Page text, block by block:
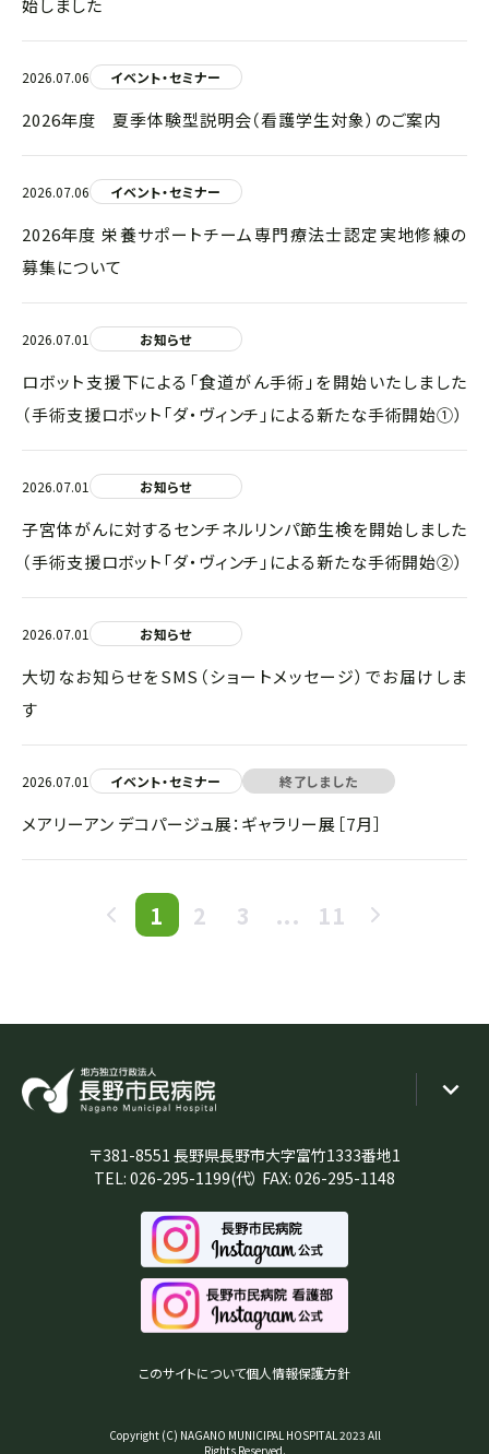
始しました
2026.07.06 イベント・セミナー
2026年度 夏季体験型説明会（看護学生対象）のご案内
2026.07.06 イベント・セミナー
2026年度 栄養サポートチーム専門療法士認定実地修練の
募集について
2026.07.01 お知らせ
ロボット支援下による「食道がん手術」を開始いたしました
（手術支援ロボット「ダ・ヴィンチ」による新たな手術開始①）
2026.07.01 お知らせ
子宮体がんに対するセンチネルリンパ節生検を開始しました
（手術支援ロボット「ダ・ヴィンチ」による新たな手術開始②）
2026.07.01 お知らせ
大切なお知らせをSMS（ショートメッセージ）でお届けしま
す
2026.07.01 イベント・セミナー 終了しました
メアリーアン デコパージュ展：ギャラリー展［7月］
1 2 3 ... 11
〒381-8551 長野県長野市大字富竹1333番地1
TEL: 026-295-1199(代） FAX: 026-295-1148
Copyright (C) NAGANO MUNICIPAL HOSPITAL 2023 All
Rights Reserved.
このサイトについて個人情報保護方針